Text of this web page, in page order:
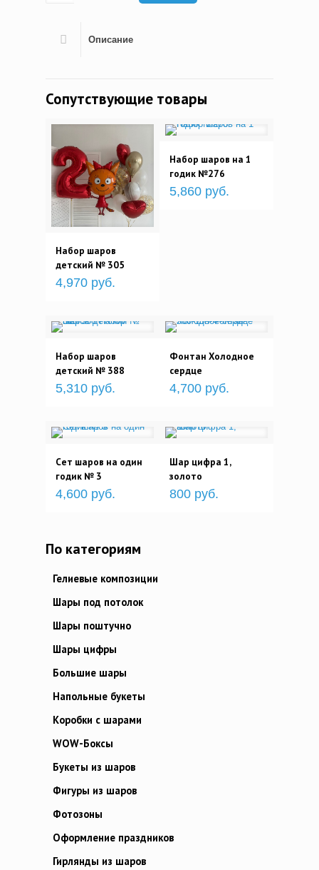
Описание
Сопутствующие товары
Набор шаров
детский № 305
4,970 руб.
Набор шаров на 1
годик №276
5,860 руб.
Набор шаров
детский № 388
5,310 руб.
Фонтан Холодное
сердце
4,700 руб.
Сет шаров на один
годик № 3
4,600 руб.
Шар цифра 1,
золото
800 руб.
По категориям
Гелиевые композиции
Шары под потолок
Шары поштучно
Шары цифры
Большие шары
Напольные букеты
Коробки с шарами
WOW-Боксы
Букеты из шаров
Фигуры из шаров
Фотозоны
Оформление праздников
Гирлянды из шаров